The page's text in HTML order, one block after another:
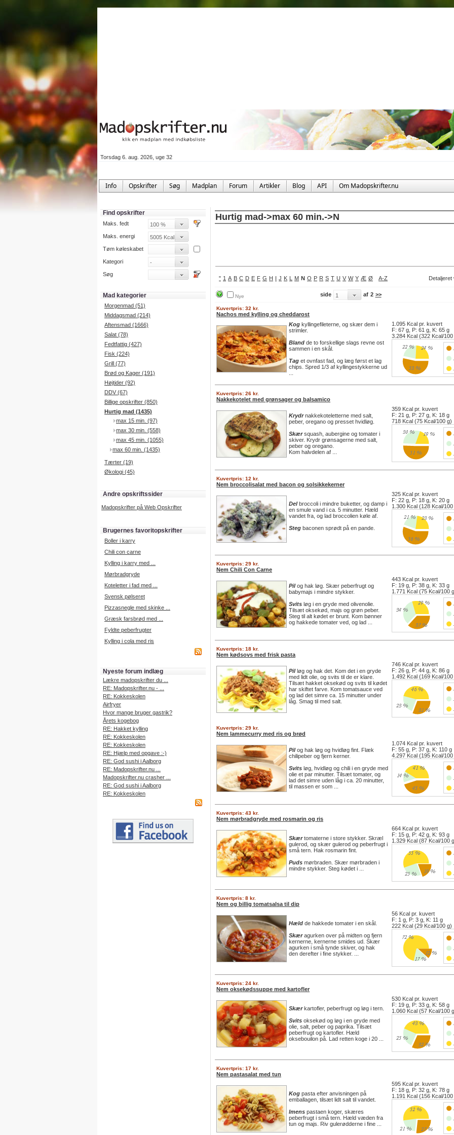
Torsdag 6. aug. 2026, uge 32
Info Opskrifter Søg Madplan Forum Artikler Blog API Om Madopskrifter.nu
Find opskrifter
Maks. fedt
Maks. energi
Tøm køleskabet
Kategori
Søg
Mad kategorier
Morgenmad (51)
Middagsmad (214)
Aftensmad (1666)
Salat (78)
Fedtfattig (427)
Fisk (224)
Grill (77)
Brød og Kager (191)
Højtider (92)
DDV (67)
Billige opskrifter (850)
Hurtig mad (1435)
max 15 min. (97)
max 30 min. (558)
max 45 min. (1055)
max 60 min. (1435)
Tærter (19)
Økologi (45)
Andre opskriftssider
Madopskrifter på Web Opskrifter
Brugernes favoritopskrifter
Boller i karry
Chili con carne
Kylling i karry med ...
Mørbradgryde
Koteletter i fad med ...
Svensk pølseret
Pizzasnegle med skinke ...
Græsk farsbrød med ...
Fyldte peberfrugter
Kylling i cola med ris
Nyeste forum indlæg
Lækre madopskrifter du ...
RE: Madopskrifter.nu - ...
RE: Kokkeskolen
Airfryer
Hvor mange bruger gastrik?
Årets kogebog
RE: Hakket kylling
RE: Kokkeskolen
RE: Kokkeskolen
RE: Hjælp med opgave :-)
RE: God sushi i Aalborg
RE: Madopskrifter.nu ...
Madopskrifter.nu crasher ...
RE: God sushi i Aalborg
RE: Kokkeskolen
Hurtig mad->max 60 min.->N
" 1 A B C D E F G H I J K L M N O P R S T U V W Y Æ Ø A-Z Detaljeret
Nye side af 2 >>
Kuvertpris: 32 kr.
Nachos med kylling og cheddarost
Kog kyllingefileterne, og skær dem i
strimler.
Bland de to forskellige slags revne ost
sammen i en skål.
Tag et ovnfast fad, og læg først et lag
chips. Spred 1/3 af kyllingestykkerne ud
1.095 Kcal pr. kuvert
F: 67 g, P: 61 g, K: 65 g
3.284 Kcal (322 Kcal/100
Kuvertpris: 26 kr.
Nakkekotelet med grønsager og balsamico
Krydrnakkekoteletterne med salt,
peber, oregano og presset hvidløg.
Skærsquash, aubergine og tomater i
skiver. Krydr grønsagerne med salt,
peber og oregano.
Kom halvdelen af ...
359 Kcal pr. kuvert
F: 21 g, P: 27 g, K: 18 g
718 Kcal (75 Kcal/100 g)
Kuvertpris: 12 kr.
Nem broccolisalat med bacon og solsikkekerner
Delbroccoli i mindre buketter, og damp i
en smule vand i ca. 5 minutter. Hæld
vandet fra, og lad broccolien køle af.
Steg baconen sprødt på en pande.
325 Kcal pr. kuvert
F: 22 g, P: 18 g, K: 20 g
1.300 Kcal (128 Kcal/100
Kuvertpris: 29 kr.
Nem Chili Con Carne
Pilog hak løg. Skær peberfrugt og
babymajs i mindre stykker.
Svits løg i en gryde med olivenolie.
Tilsæt oksekød, majs og grøn peber.
Steg til alt kødet er brunt. Kom bønner
og hakkede tomater ved, og lad ...
443 Kcal pr. kuvert
F: 19 g, P: 38 g, K: 33 g
1.771 Kcal (75 Kcal/100
Kuvertpris: 18 kr.
Nem kødsovs med frisk pasta
Pilløg og hak det. Kom det i en gryde
med lidt olie, og svits til de er klare.
Tilsæt hakket oksekød og svits til kødet
har skiftet farve. Kom tomatsauce ved
og lad det simre ca. 15 minutter under
låg. Smag til med salt.
746 Kcal pr. kuvert
F: 26 g, P: 44 g, K: 86 g
1.492 Kcal (169 Kcal/100
Kuvertpris: 29 kr.
Nem lammecurry med ris og brød
Pilog hak løg og hvidløg fint. Flæk
chilipeber og fjern kerner.
Svits løg, hvidløg og chili i en gryde med
olie et par minutter. Tilsæt tomater, og
lad det simre uden låg i ca. 20 minutter,
til massen er som ...
1.074 Kcal pr. kuvert
F: 55 g, P: 37 g, K: 110 g
4.297 Kcal (195 Kcal/100
Kuvertpris: 43 kr.
Nem mørbradgryde med rosmarin og ris
Skærtomaterne i store stykker. Skræl
gulerod, og skær gulerod og peberfrugt i
små tern. Hak rosmarin fint.
Puds mørbraden. Skær mørbraden i
mindre stykker. Steg kødet i ...
664 Kcal pr. kuvert
F: 15 g, P: 42 g, K: 93 g
1.329 Kcal (87 Kcal/100
Kuvertpris: 8 kr.
Nem og billig tomatsalsa til dip
Hæld de hakkede tomater i en skål.
Skæragurken over på midten og fjern
kernerne, kernerne smides ud. Skær
agurken i små tynde skiver, og hak
den derefter i fine stykker. ...
56 Kcal pr. kuvert
F: 1 g, P: 3 g, K: 11 g
222 Kcal (29 Kcal/100 g)
Kuvertpris: 24 kr.
Nem oksekødssuppe med kartofler
Skærkartofler, peberfrugt og løg i tern.
Svits oksekød og løg i en gryde med
olie, salt, peber og paprika. Tilsæt
peberfrugt og kartofler. Hæld
oksebouilon på. Lad retten koge i 20 ...
530 Kcal pr. kuvert
F: 19 g, P: 33 g, K: 58 g
1.060 Kcal (57 Kcal/100
Kuvertpris: 17 kr.
Nem pastasalat med tun
Kog pasta efter anvisningen på
emballagen, tilsæt lidt salt til vandet.
Imens pastaen koger, skæres
peberfrugt i små tern. Hæld væden fra
tun og majs. Riv gulerødderne i fine ...
595 Kcal pr. kuvert
F: 18 g, P: 32 g, K: 78 g
1.191 Kcal (156 Kcal/100